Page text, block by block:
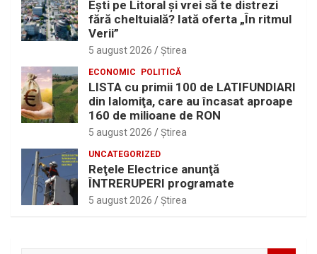
Eşti pe Litoral şi vrei să te distrezi
fără cheltuială? Iată oferta „În ritmul
Verii”
5 august 2026 Ştirea
ECONOMIC POLITICĂ
LISTA cu primii 100 de LATIFUNDIARI
din Ialomiţa, care au încasat aproape
160 de milioane de RON
5 august 2026 Ştirea
UNCATEGORIZED
Reţele Electrice anunţă
ÎNTRERUPERI programate
5 august 2026 Ştirea